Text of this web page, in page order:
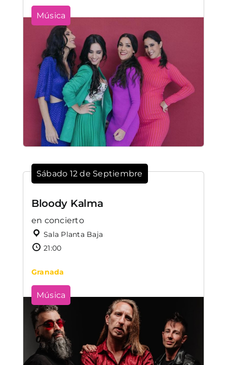
Música
Sábado 12 de Septiembre
Bloody Kalma
en concierto
Sala Planta Baja
21:00
Granada
Música